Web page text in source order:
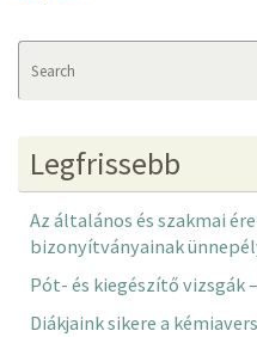
Legfrissebb
Az általános és szakmai
bizonyítványainak
Pót- és kiegészítő vizsgák
Diákjaink sikere a